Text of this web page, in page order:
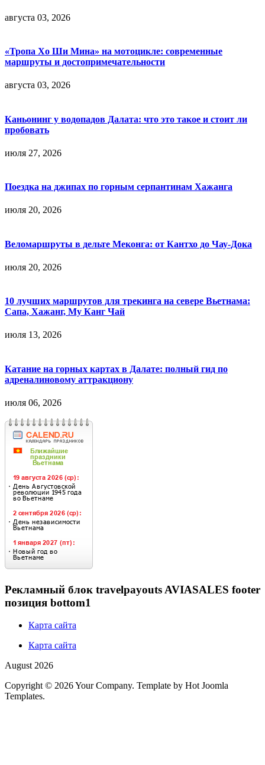
августа 03, 2026
«Тропа Хо Ши Мина» на мотоцикле: современные
маршруты и достопримечательности
августа 03, 2026
Каньонинг у водопадов Далата: что это такое и стоит ли
пробовать
июля 27, 2026
Поездка на джипах по горным серпантинам Хажанга
июля 20, 2026
Веломаршруты в дельте Меконга: от Кантхо до Чау-Дока
июля 20, 2026
10 лучших маршрутов для трекинга на севере Вьетнама:
Сапа, Хажанг, Му Канг Чай
июля 13, 2026
Катание на горных картах в Далате: полный гид по
адреналиновому аттракциону
июля 06, 2026
Рекламный блок travelpayouts AVIASALES footer
позиция bottom1
Карта сайта
Карта сайта
August 2026
Copyright © 2026 Your Company. Template by Hot Joomla
Templates.